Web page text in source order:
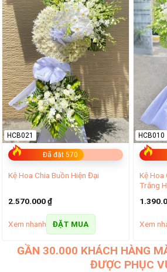
Đã đặt 570
HCB021
Kệ Hoa Chia Buồn Hiện Đại
2.570.000₫
Xem nhanh ĐẶT MUA
HCB010
Kệ Hoa
Trắng
Xem
GẦN 30.000 KHÁCH HÀNG
ĐƯỢC PHỤC